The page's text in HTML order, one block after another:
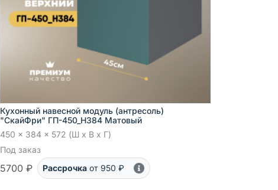
Кухонный навесной модуль (антресоль)
"СкайФри" ГП-450_Н384 Матовый
450 x 384 x 572 (Ш x В x Г)
Под заказ
5700 ₽ Рассрочка от 950 ₽